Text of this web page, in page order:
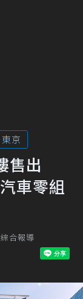
東京
售出
車零組
合報導